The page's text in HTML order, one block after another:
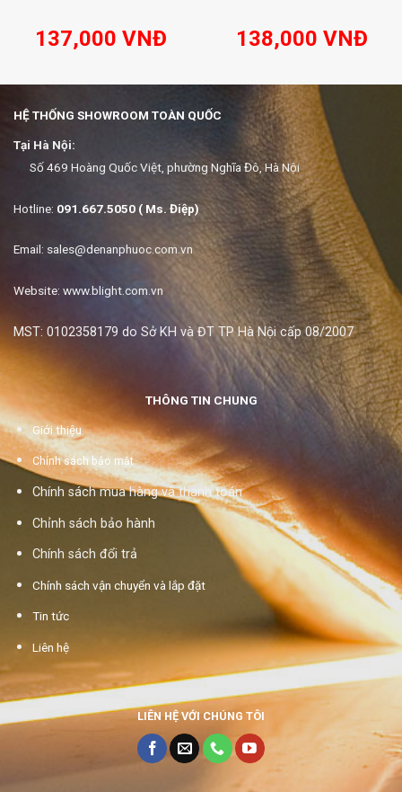
137,000 VNĐ 138,000 VNĐ
HỆ THỐNG SHOWROOM TOÀN QUỐC
Tại Hà Nội:
Số 469 Hoàng Quốc Việt, phường Nghĩa Đô, Hà Nội
Hotline: 091.667.5050 ( Ms. Điệp)
Email: sales@denanphuoc.com.vn
Website: www.blight.com.vn
MST: 0102358179 do Sở KH và ĐT TP Hà Nội cấp 08/2007
THÔNG TIN CHUNG
Giới thiệu
Chính sách bảo mật
Chính sách mua hàng và thanh toán
Chỉnh sách bảo hành
Chính sách đổi trả
Chính sách vận chuyển và lắp đặt
Tin tức
Liên hệ
LIÊN HỆ VỚI CHÚNG TÔI